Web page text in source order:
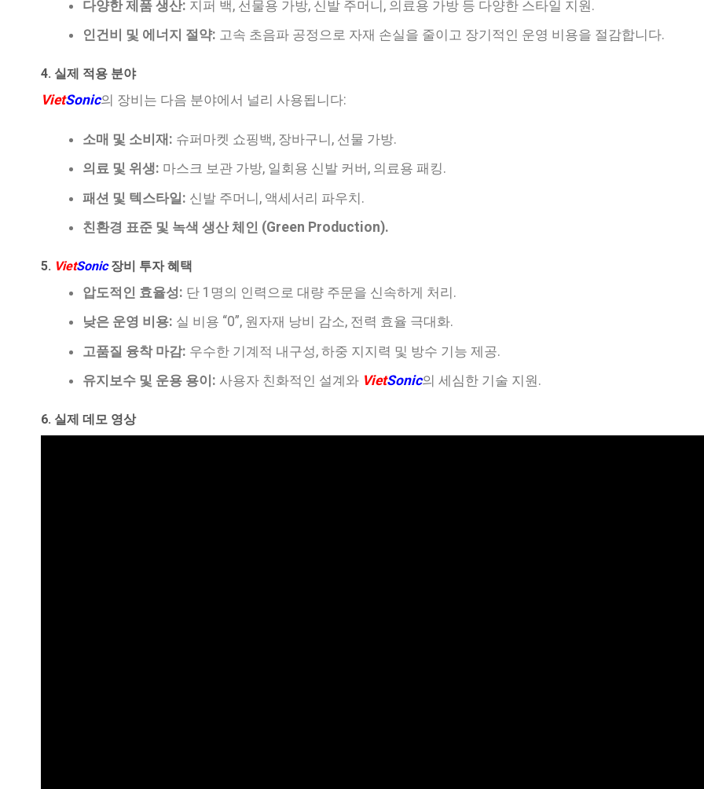
다양한 제품 생산: 지퍼 백, 선물용 가방, 신발 주머니, 의료용 가방 등 다양한 스타일 지원.
인건비 및 에너지 절약: 고속 초음파 공정으로 자재 손실을 줄이고 장기적인 운영 비용을 절감합니다.
4. 실제 적용 분야
VietSonic의 장비는 다음 분야에서 널리 사용됩니다:
소매 및 소비재: 슈퍼마켓 쇼핑백, 장바구니, 선물 가방.
의료 및 위생: 마스크 보관 가방, 일회용 신발 커버, 의료용 패킹.
패션 및 텍스타일: 신발 주머니, 액세서리 파우치.
친환경 표준 및 녹색 생산 체인 (Green Production).
5. VietSonic장비 투자 혜택
압도적인 효율성: 단 1명의 인력으로 대량 주문을 신속하게 처리.
낮은 운영 비용: 실 비용 “0”, 원자재 낭비 감소, 전력 효율 극대화.
고품질 융착 마감: 우수한 기계적 내구성, 하중 지지력 및 방수 기능 제공.
유지보수 및 운용 용이: 사용자 친화적인 설계와 VietSonic의 세심한 기술 지원.
6. 실제 데모 영상